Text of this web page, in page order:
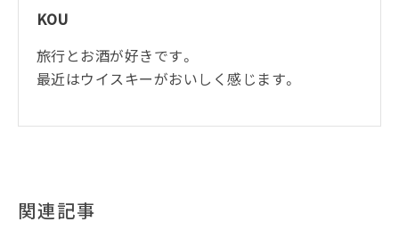
KOU
旅行とお酒が好きです。
最近はウイスキーがおいしく感じます。
関連記事